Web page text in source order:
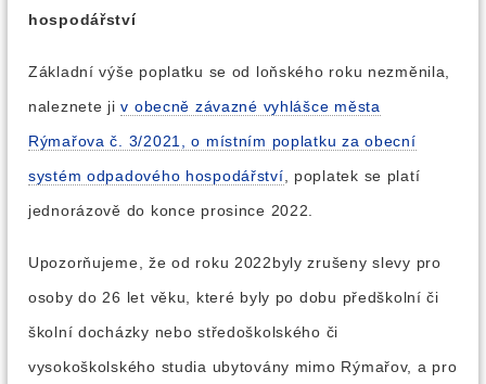
hospodářství
Základní výše poplatku se od loňského roku nezměnila,
naleznete jiv obecně závazné vyhlášce města
Rýmařova č. 3/2021, o místním poplatku za obecní
systém odpadového hospodářství , poplatek se platí
jednorázově do konce prosince 2022.
Upozorňujeme, že od roku 2022byly zrušeny slevy pro
osoby do 26 let věku, které byly po dobu předškolní či
školní docházky nebo středoškolského či
vysokoškolského studia ubytovány mimo Rýmařov, a pro